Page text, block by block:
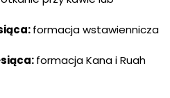
formacja wstawiennicza
formacja Kana i Ruah